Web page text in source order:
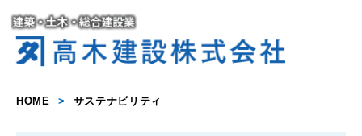
HOME > サステナビリティ